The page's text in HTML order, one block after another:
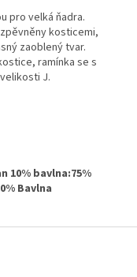
pro velká ňadra.
kosticemi,
zaoblený tvar.
ramínka se s
J.
10% bavlna:75%
Bavlna